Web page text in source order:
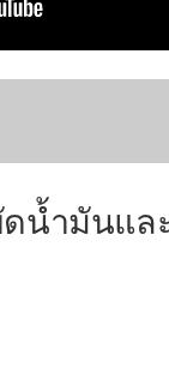
น้ำมันแล